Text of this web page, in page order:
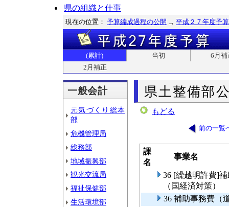
県の組織と仕事
現在の位置： 予算編成過程の公開 平成２７年度予算
(累計) 当初
6月補
2月補正
一般会計
元気づくり総本
部
危機管理局
総務部
地域振興部
観光交流局
福祉保健部
生活環境部
県土整備部
もどる
前の一覧
課
名
事業名
36 [繰越明許費]
（国経済対策）
36 補助事務費（